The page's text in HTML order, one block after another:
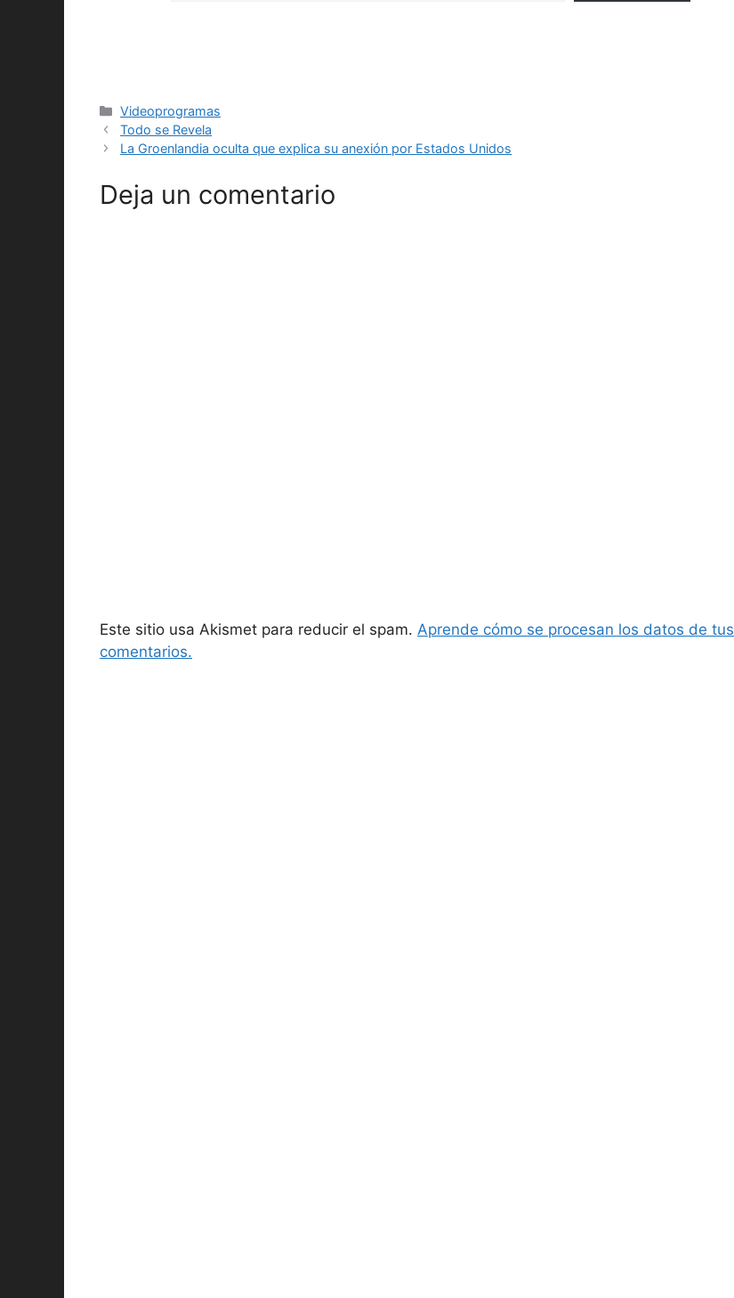
Categorías
Videoprogramas
Todo se Revela
La Groenlandia oculta que explica su anexión por Estados Unidos
Deja un comentario
Este sitio usa Akismet para reducir el spam. Aprende cómo se procesan los datos de tus
comentarios.